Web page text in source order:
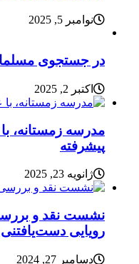
نوامبر 5, 2025
در جستجوی
اکتبر 2, 2025
مدرسه زمستانه،
پیشرفته
ژانویه 23, 2025
نشست نقد و
رویایی
دسامبر 27, 2024